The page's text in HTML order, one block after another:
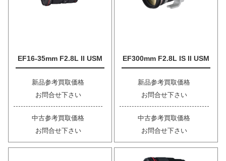
EF16-35mm F2.8L II USM
新品参考買取価格
お問合せ下さい
中古参考買取価格
お問合せ下さい
EF300mm F2.8L IS II USM
新品参考買取価格
お問合せ下さい
中古参考買取価格
お問合せ下さい